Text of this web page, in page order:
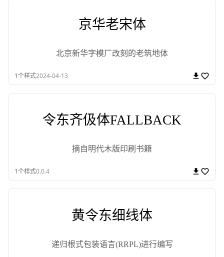
京华老宋体
北京新华字模厂改刻的老筑地体
1个样式2024-04-13
令东齐伋体FALLBACK
摘自明代木版印刷书籍
1个样式0.0.4
黄令东细线体
递归根式包装语言(RRPL)进行编写